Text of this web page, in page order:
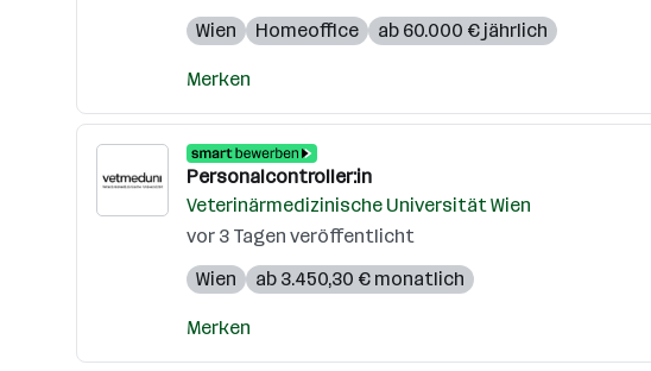
Wien
Homeoffice ab 60.000 € jährlich
Merken
Personalcontroller:in
Veterinärmedizinische Universität Wien
vor 3 Tagen veröffentlicht
Wien
ab 3.450,30 € monatlich
Merken